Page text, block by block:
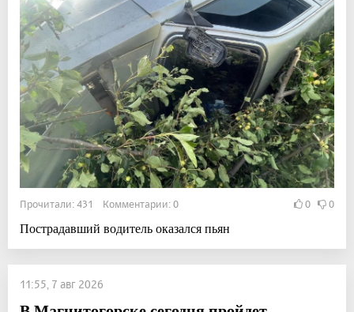
Прочитали: 431 Комментарии: 0 0 0
Пострадавший водитель оказался пьян
11:55, 7 авг 2026